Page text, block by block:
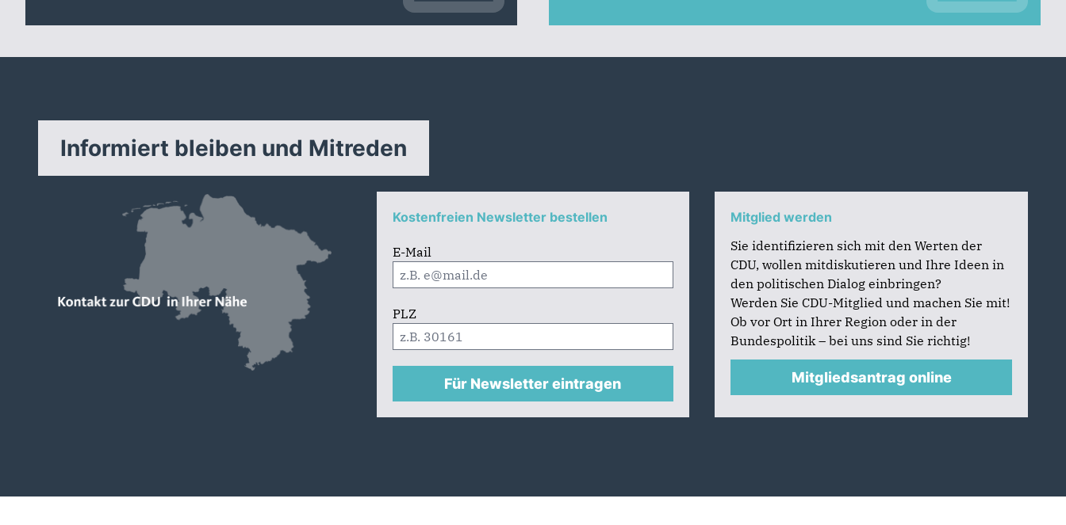
Informiert bleiben und Mitreden
Kostenfreien Newsletter bestellen
E-Mail
PLZ
Für Newsletter eintragen
Mitglied werden
Sie identifizieren sich mit den Werten der
CDU, wollen mitdiskutieren und Ihre Ideen in
den politischen Dialog einbringen?
Werden Sie CDU-Mitglied und machen Sie mit!
Ob vor Ort in Ihrer Region oder in der
Bundespolitik – bei uns sind Sie richtig!
Mitgliedsantrag online